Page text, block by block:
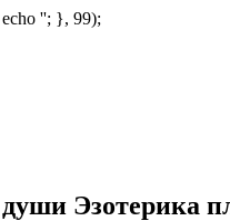
''; }, 99);
Эзотерика